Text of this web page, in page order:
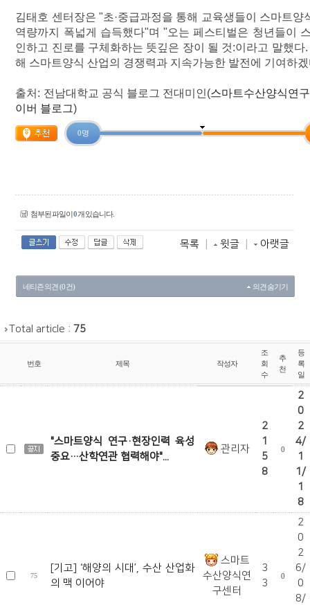
김태호 센터장은 "초·중급과정을 통해 교육생들이 스마트
역량까지 폭넓게 습득했다"며 "오는 페스티벌은 청년들이
인하고 진로를 구체화하는 뜻깊은 장이 될 것:이라고 말했
해 스마트양식 산업의 경쟁력과 지속가능한 발전에 기여하
출처: 전남대학교 공식 블로그 전대미인(스마트수산양식연
이버 블로그)
0 명
첨부된 파일이0개 있습니다.
목록 윗글 아랫글
네티즌 의견 (0 건) 의견 숨기기
Total article : 75
번호 제목 작성자
조
회
수
추
천
등
록
일
"스마트양식 연구·현장인력 육성
중요…산학연관 협력해야"...
관리자
2
1
5
8
0
2
0
2
4/
1
1/
1
8
75
[기고] ‘해양의 시대’, 수산 산업화
의 맥 이어야
스마트
수산양식연
구센터
3
3
0
2
0
2
6/
0
8/